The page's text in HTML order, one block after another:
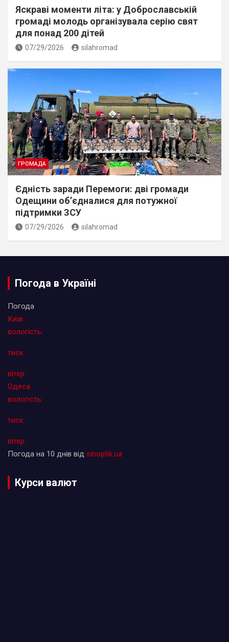
Яскраві моменти літа: у Доброславській
громаді молодь організувала серію свят
для понад 200 дітей
07/29/2026 silahromad
ГРОМАДА
Єдність заради Перемоги: дві громади
Одещини об’єдналися для потужної
підтримки ЗСУ
07/29/2026 silahromad
Погода в Україні
Погода
Київ
вологість:
тиск:
вітер:
Одеса
вологість:
тиск:
вітер:
Погода на 10 днів від sinoptik.ua
Курси валют